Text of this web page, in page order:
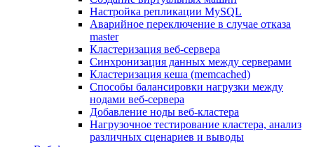
Настройка репликации MySQL
Аварийное переключение в случае отказа
master
Кластеризация веб-сервера
Синхронизация данных между серверами
Кластеризация кеша (memcached)
Способы балансировки нагрузки между
нодами веб-сервера
Добавление ноды веб-кластера
Нагрузочное тестирование кластера, анализ
различных сценариев и выводы